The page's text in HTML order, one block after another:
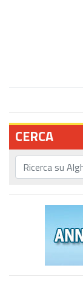
CERCA